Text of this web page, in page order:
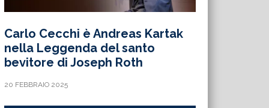
Carlo Cecchi è Andreas Kartak
nella Leggenda del santo
bevitore di Joseph Roth
20 FEBBRAIO 2025